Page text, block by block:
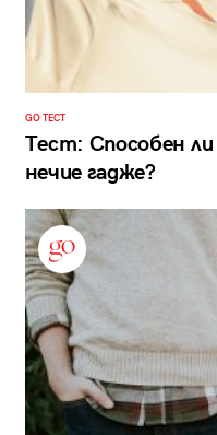
GO ТЕСТ
Тест: Способен
нечие гадже?